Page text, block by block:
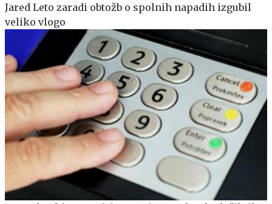
Jared Leto zaradi obtožb o spolnih napadih izgubil
veliko vlogo